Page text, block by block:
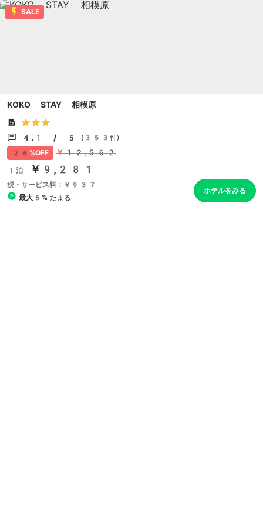
SALE
KOKO STAY 相模原
4.1 / 5
(353件)
26%OFF
￥12,562
1泊 ￥9,281
税・サービス料：￥937
最大5% たまる
ホテルをみる